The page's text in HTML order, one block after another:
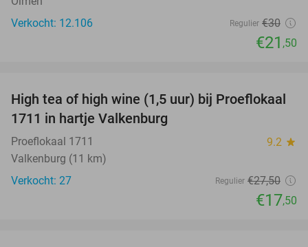
Verkocht: 12.106
Regulier €30
€21 ,50
36%
High tea of high wine (1,5 uur) bij Proeflokaal
1711 in hartje Valkenburg
Proeflokaal 1711 9.2 star
Valkenburg (11 km)
Verkocht: 27
Regulier €27,50
€17,50